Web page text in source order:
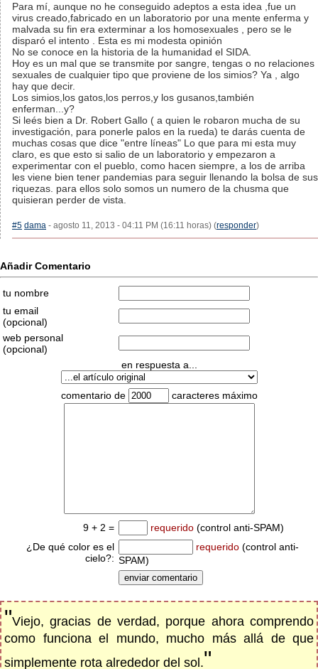
Para mí, aunque no he conseguido adeptos a esta idea ,fue un
virus creado,fabricado en un laboratorio por una mente enferma y
malvada su fin era exterminar a los homosexuales , pero se le
disparó el intento . Esta es mi modesta opinión
No se conoce en la historia de la humanidad el SIDA.
Hoy es un mal que se transmite por sangre, tengas o no relaciones
sexuales de cualquier tipo que proviene de los simios? Ya , algo
hay que decir.
Los simios,los gatos,los perros,y los gusanos,también
enferman...y?
Si leés bien a Dr. Robert Gallo ( a quien le robaron mucha de su
investigación, para ponerle palos en la rueda) te darás cuenta de
muchas cosas que dice "entre líneas" Lo que para mi esta muy
claro, es que esto si salio de un laboratorio y empezaron a
experimentar con el pueblo, como hacen siempre, a los de arriba
les viene bien tener pandemias para seguir llenando la bolsa de sus
riquezas. para ellos solo somos un numero de la chusma que
quisieran perder de vista.
#5 dama - agosto 11, 2013 - 04:11 PM (16:11 horas) (responder)
Añadir Comentario
tu nombre
tu email
(opcional)
web personal
(opcional)
en respuesta a...
comentario de caracteres máximo
9 + 2 = requerido (control anti-SPAM)
¿De qué color es el
cielo?:
requerido (control anti-
SPAM)
"Viejo, gracias de verdad, porque ahora comprendo
como funciona el mundo, mucho más allá de que
simplemente rota alrededor del sol."